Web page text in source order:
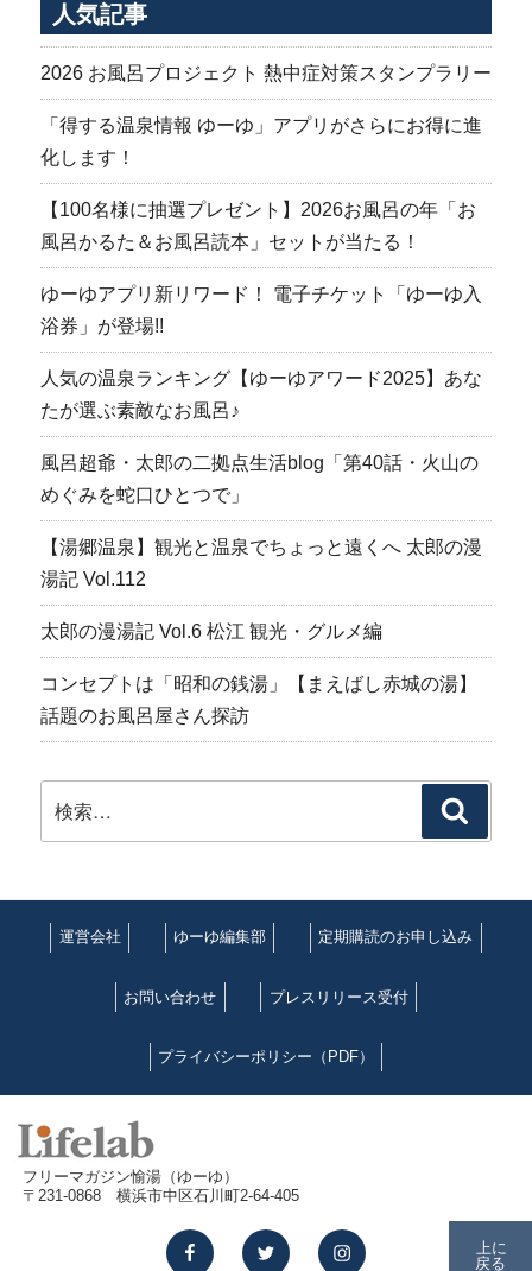
人気記事
2026 お風呂プロジェクト 熱中症対策スタンプラリー
「得する温泉情報 ゆーゆ」アプリがさらにお得に進
化します！
【100名様に抽選プレゼント】2026お風呂の年「お
風呂かるた＆お風呂読本」セットが当たる！
ゆーゆアプリ新リワード！ 電子チケット「ゆーゆ入
浴券」が登場!!
人気の温泉ランキング【ゆーゆアワード2025】あな
たが選ぶ素敵なお風呂♪
風呂超爺・太郎の二拠点生活blog「第40話・火山の
めぐみを蛇口ひとつで」
【湯郷温泉】観光と温泉でちょっと遠くへ 太郎の漫
湯記 Vol.112
太郎の漫湯記 Vol.6 松江 観光・グルメ編
コンセプトは「昭和の銭湯」【まえばし赤城の湯】
話題のお風呂屋さん探訪
索:
索
運営会社 ゆーゆ編集部 定期購読のお申し込み
お問い合わせ プレスリリース受付
プライバシーポリシー（PDF）
フリーマガジン愉湯（ゆーゆ）
〒231-0868 横浜市中区石川町2-64-405
facebooktwitter instagram
上に
戻る